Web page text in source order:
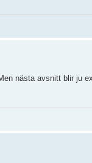
nästa avsnitt blir ju